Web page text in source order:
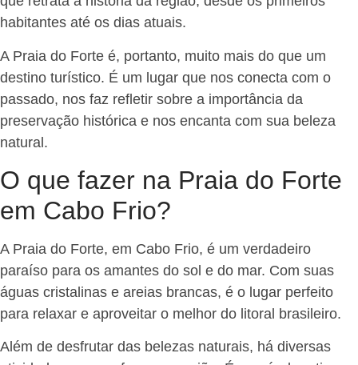
habitantes até os dias atuais.
A Praia do Forte é, portanto, muito mais do que um
destino turístico. É um lugar que nos conecta com o
passado, nos faz refletir sobre a importância da
preservação histórica e nos encanta com sua beleza
natural.
O que fazer na Praia do Forte
em Cabo Frio?
A Praia do Forte, em Cabo Frio, é um verdadeiro
paraíso para os amantes do sol e do mar. Com suas
águas cristalinas e areias brancas, é o lugar perfeito
para relaxar e aproveitar o melhor do litoral brasileiro.
Além de desfrutar das belezas naturais, há diversas